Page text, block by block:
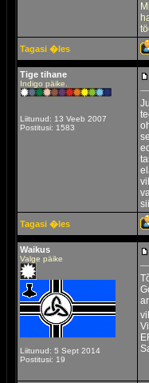
Tagasi �les
Tige tihane
Indigo päike.
Liitunud: 13 Veeb 2007
Postitusi: 1583
Tagasi �les
Waikus
Valge päike
Liitunud: 5 Sept 2014
Postitusi: 19